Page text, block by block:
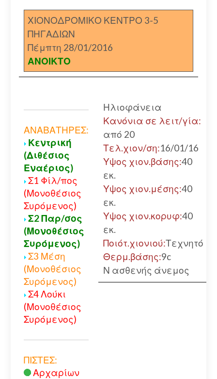
ΧΙΟΝΟΔΡΟΜΙΚΟ ΚΕΝΤΡΟ 3-5
ΠΗΓΑΔΙΩΝ
Πέμπτη 28/01/2016
ΑΝΟΙΚΤΟ
ΑΝΑΒΑΤΗΡΕΣ:
Κεντρική
(Διθέσιος
Εναέριος)
Σ1 Φίλ/πος
(Μονοθέσιος
Συρόμενος)
Σ2 Παρ/σος
(Μονοθέσιος
Συρόμενος)
Σ3 Μέση
(Μονοθέσιος
Συρόμενος)
Σ4 Λούκι
(Μονοθέσιος
Συρόμενος)
ΠΙΣΤΕΣ:
Αρχαρίων
Ηλιοφάνεια
Κανόνια σε λειτ/γία:
από 20
Τελ.χιον/ση:16/01/16
Υψος χιον.βάσης:40
εκ.
Υψος χιον.μέσης:40
εκ.
Υψος χιον.κορυφ:40
εκ.
Ποιότ.χιονιού:Τεχνητό
Θερμ.βάσης:9c
Ν ασθενής άνεμος